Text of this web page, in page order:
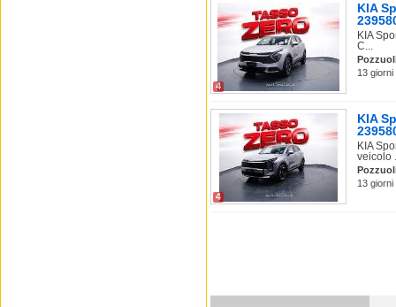
4
KIA
KIA
C...
13
4
KIA
KIA
veicolo
13